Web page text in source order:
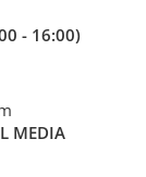
- 16:00)
MEDIA